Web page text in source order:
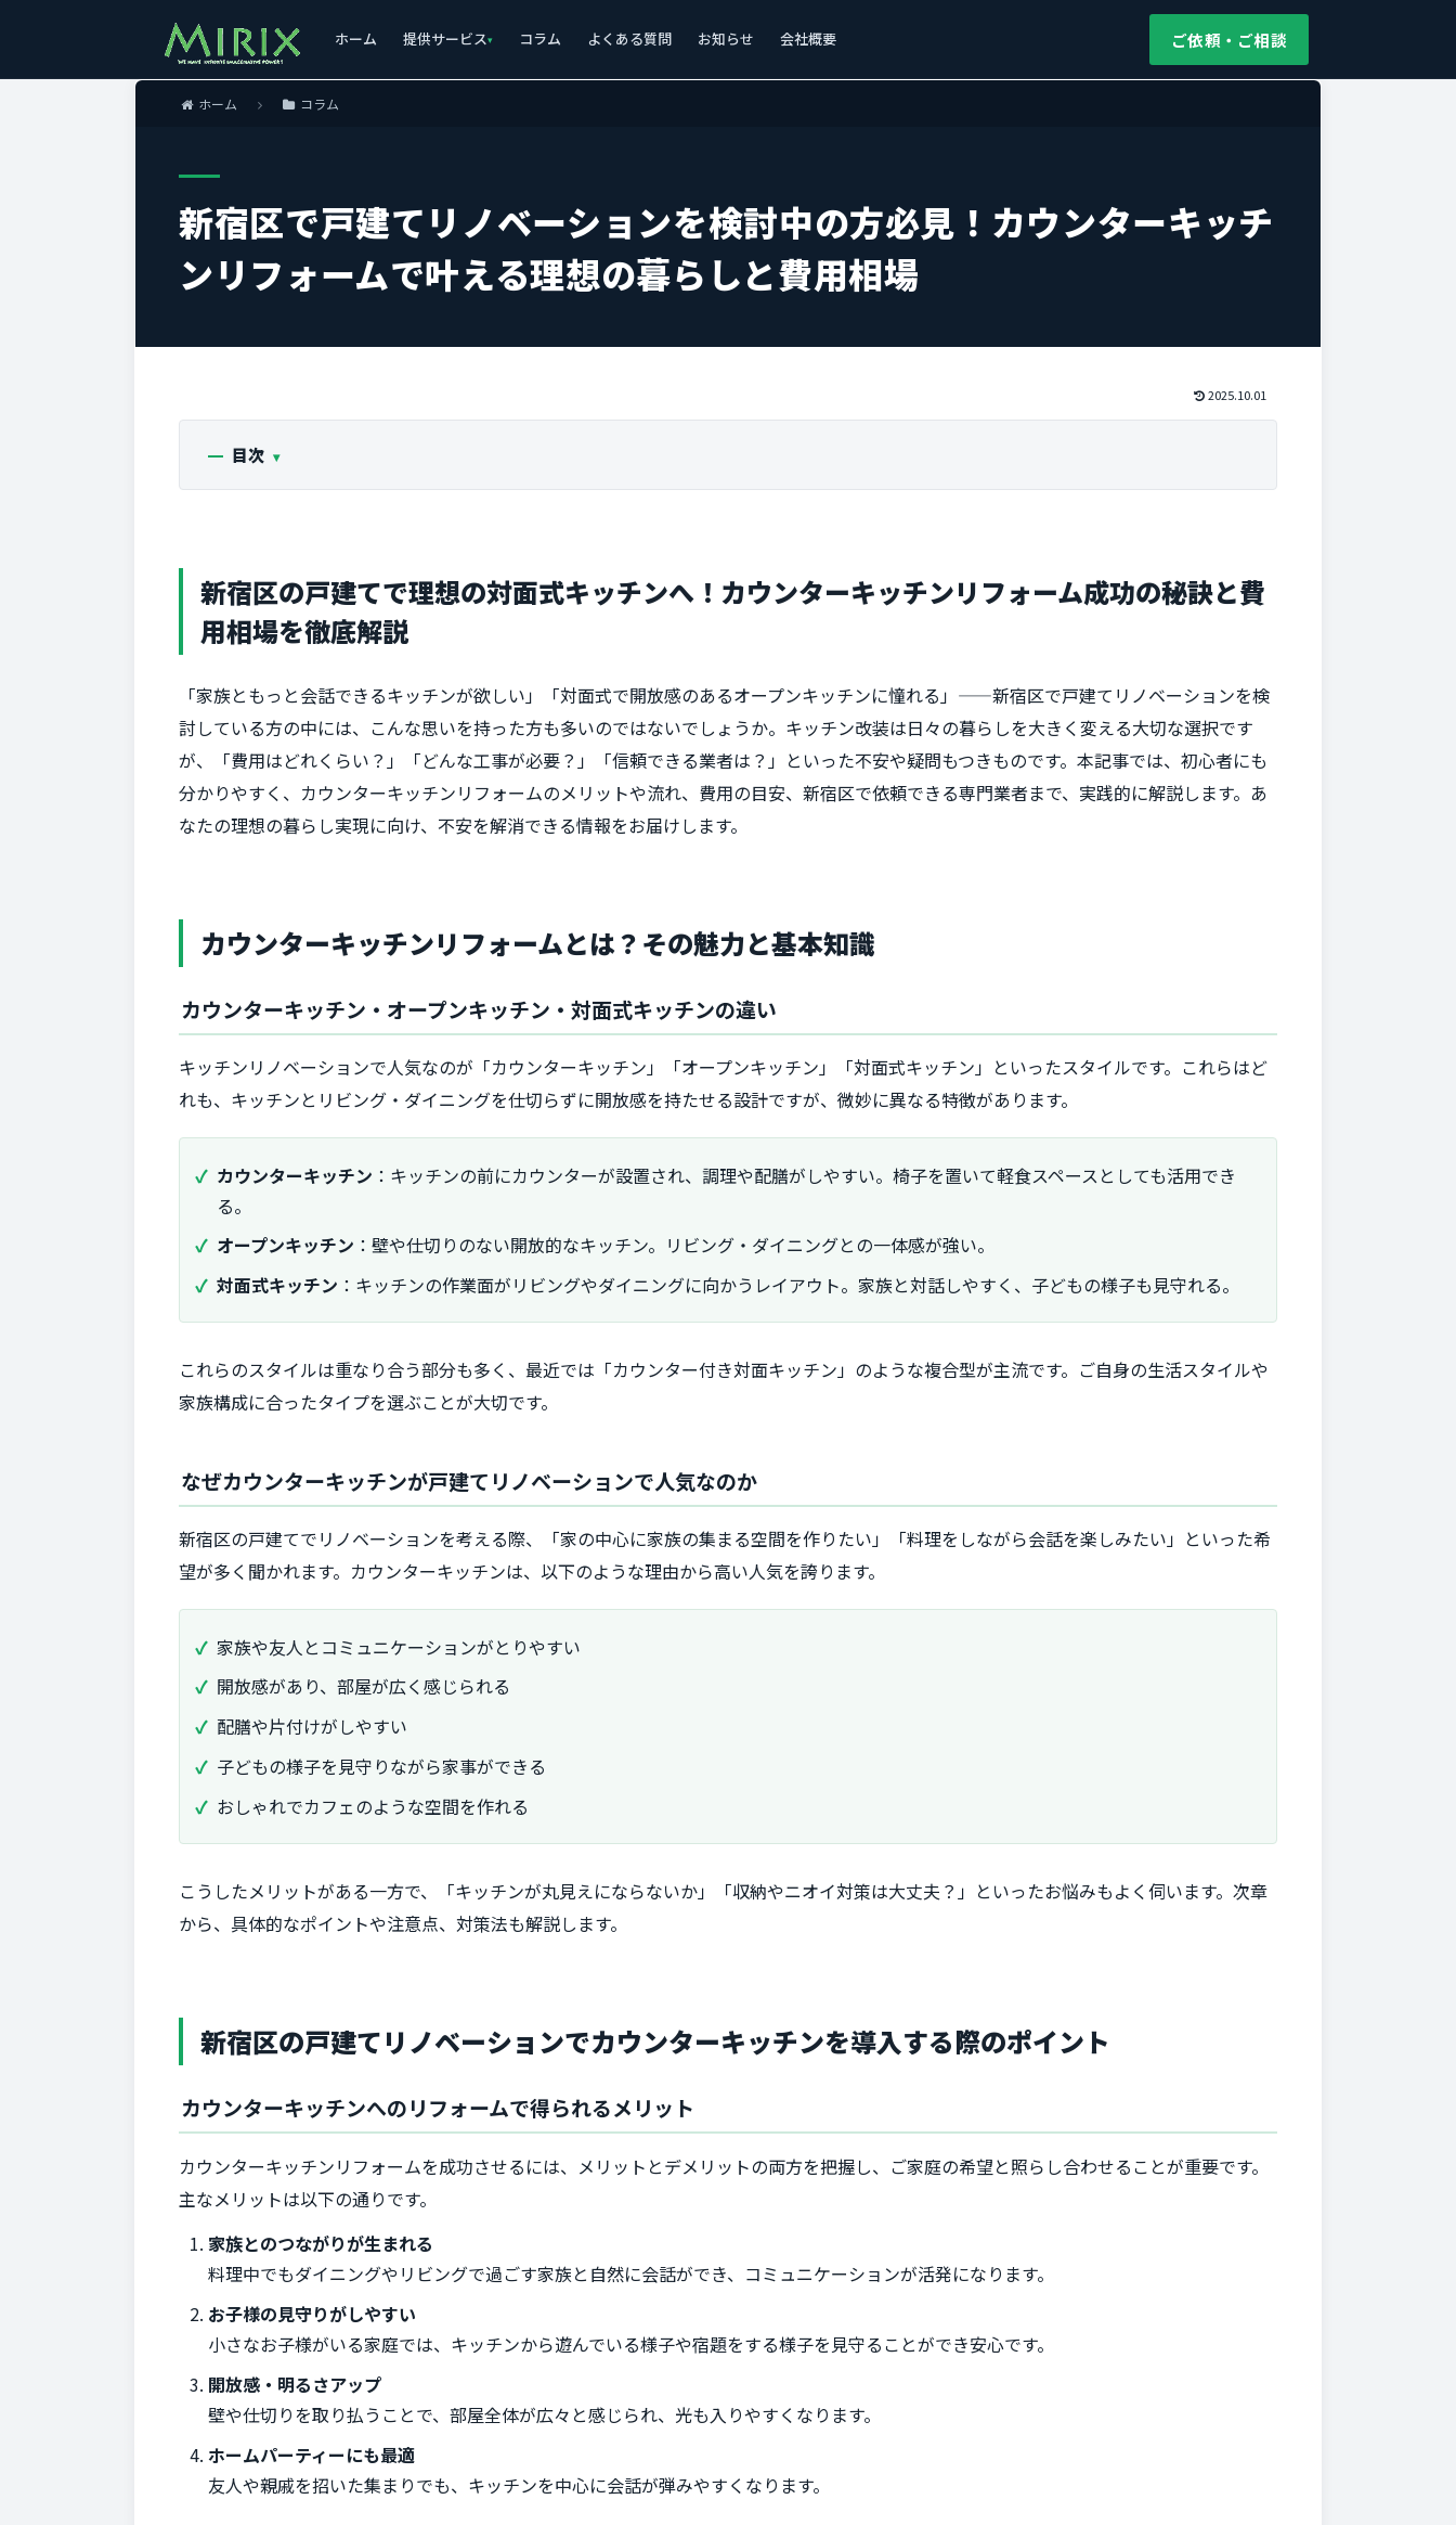
ご依頼・ご相談
ホーム 提供サービス コラム よくある質問 お知らせ 会社概要
ホーム コラム
新宿区で戸建てリノベーションを検討中の方必見！カウンターキッチ
ンリフォームで叶える理想の暮らしと費用相場
2025.10.01
目次
新宿区の戸建てで理想の対面式キッチンへ！カウンターキッチンリフォーム成功の秘訣と費
用相場を徹底解説
「家族ともっと会話できるキッチンが欲しい」「対面式で開放感のあるオープンキッチンに憧れる」——新宿区で戸建てリノベーションを検
討している方の中には、こんな思いを持った方も多いのではないでしょうか。キッチン改装は日々の暮らしを大きく変える大切な選択です
が、「費用はどれくらい？」「どんな工事が必要？」「信頼できる業者は？」といった不安や疑問もつきものです。本記事では、初心者にも
分かりやすく、カウンターキッチンリフォームのメリットや流れ、費用の目安、新宿区で依頼できる専門業者まで、実践的に解説します。あ
なたの理想の暮らし実現に向け、不安を解消できる情報をお届けします。
カウンターキッチンリフォームとは？その魅力と基本知識
カウンターキッチン・オープンキッチン・対面式キッチンの違い
キッチンリノベーションで人気なのが「カウンターキッチン」「オープンキッチン」「対面式キッチン」といったスタイルです。これらはど
れも、キッチンとリビング・ダイニングを仕切らずに開放感を持たせる設計ですが、微妙に異なる特徴があります。
カウンターキッチン ：キッチンの前にカウンターが設置され、調理や配膳がしやすい。椅子を置いて軽食スペースとしても活用でき
る。
オープンキッチン ：壁や仕切りのない開放的なキッチン。リビング・ダイニングとの一体感が強い。
対面式キッチン ：キッチンの作業面がリビングやダイニングに向かうレイアウト。家族と対話しやすく、子どもの様子も見守れる。
これらのスタイルは重なり合う部分も多く、最近では「カウンター付き対面キッチン」のような複合型が主流です。ご自身の生活スタイルや
家族構成に合ったタイプを選ぶことが大切です。
なぜカウンターキッチンが戸建てリノベーションで人気なのか
新宿区の戸建てでリノベーションを考える際、「家の中心に家族の集まる空間を作りたい」「料理をしながら会話を楽しみたい」といった希
望が多く聞かれます。カウンターキッチンは、以下のような理由から高い人気を誇ります。
家族や友人とコミュニケーションがとりやすい
開放感があり、部屋が広く感じられる
配膳や片付けがしやすい
子どもの様子を見守りながら家事ができる
おしゃれでカフェのような空間を作れる
こうしたメリットがある一方で、「キッチンが丸見えにならないか」「収納やニオイ対策は大丈夫？」といったお悩みもよく伺います。次章
から、具体的なポイントや注意点、対策法も解説します。
新宿区の戸建てリノベーションでカウンターキッチンを導入する際のポイント
カウンターキッチンへのリフォームで得られるメリット
カウンターキッチンリフォームを成功させるには、メリットとデメリットの両方を把握し、ご家庭の希望と照らし合わせることが重要です。
主なメリットは以下の通りです。
家族とのつながりが生まれる
料理中でもダイニングやリビングで過ごす家族と自然に会話ができ、コミュニケーションが活発になります。
お子様の見守りがしやすい
小さなお子様がいる家庭では、キッチンから遊んでいる様子や宿題をする様子を見守ることができ安心です。
開放感・明るさアップ
壁や仕切りを取り払うことで、部屋全体が広々と感じられ、光も入りやすくなります。
ホームパーティーにも最適
友人や親戚を招いた集まりでも、キッチンを中心に会話が弾みやすくなります。